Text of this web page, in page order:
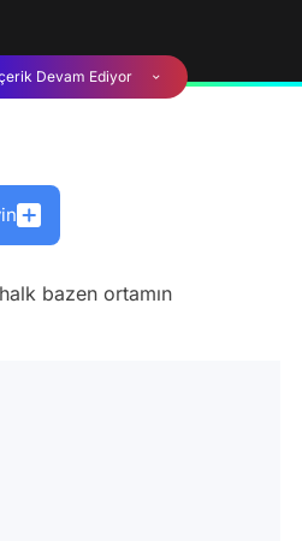
Devam Ediyor
bazen ortamın